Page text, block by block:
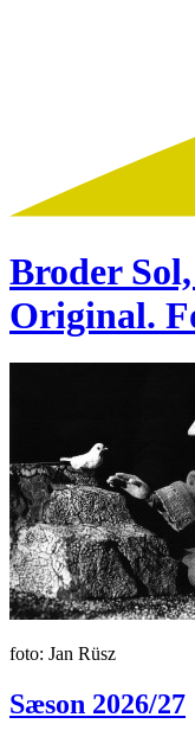
Broder
Original.
foto: Jan Rüsz
Sæson 2026/27